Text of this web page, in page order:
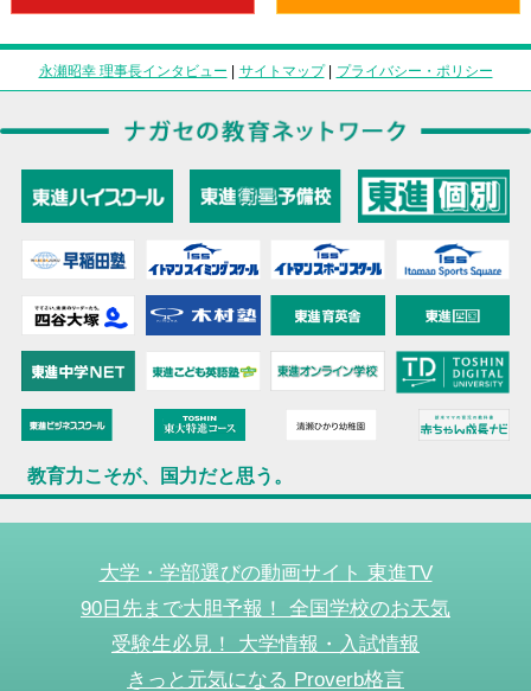
永瀬昭幸 理事長インタビュー | サイトマップ| プライバシー・ポリシー
教育力こそが、国力だと思う。
大学・学部選びの動画サイト 東進TV
90日先まで大胆予報！ 全国学校のお天気
受験生必見！ 大学情報・入試情報
きっと元気になる Proverb格言